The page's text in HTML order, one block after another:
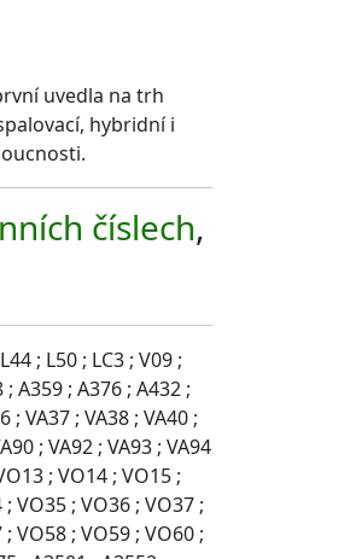
uvedla na trh
hybridní i
číslech,
; L50 ; LC3 ; V09 ;
; A359 ; A376 ; A432 ;
; VA37 ; VA38 ; VA40 ;
; VA92 ; VA93 ; VA94
; VO14 ; VO15 ;
VO35 ; VO36 ; VO37 ;
VO58 ; VO59 ; VO60 ;